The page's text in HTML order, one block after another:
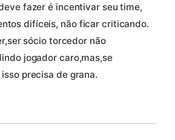
fazer é incentivar seu time,
difíceis, não ficar criticando.
sócio torcedor não
jogador caro,mas,se
precisa de grana.